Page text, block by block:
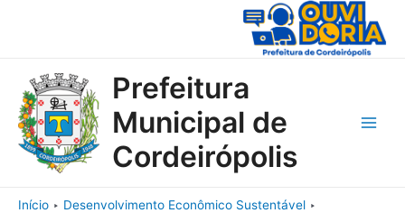
Prefeitura
Municipal de
Cordeirópolis
Início
Desenvolvimento Econômico Sustentável